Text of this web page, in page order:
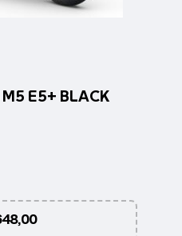
E5+ BLACK